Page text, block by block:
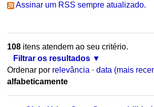
Assinar um RSS sempre atualizado.
108itens atendem ao seu critério.
Filtrar os resultados
Ordenar por relevância · data (mais
alfabeticamente